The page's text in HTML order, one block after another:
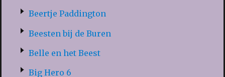
Beertje Paddington
Beesten bij de Buren
Belle en het Beest
Big Hero 6